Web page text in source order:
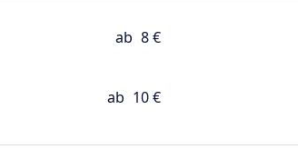
ab 8 €
ab 10 €